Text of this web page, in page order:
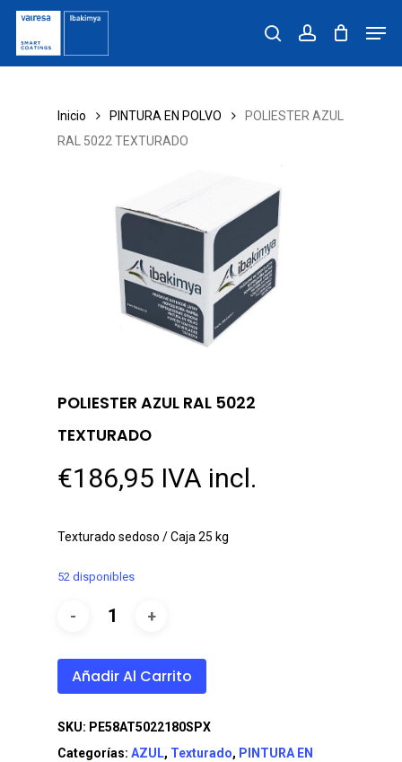
Skip
main
content
searchaccount
Inicio PINTURA EN POLVO
POLIESTER AZUL
RAL 5022 TEXTURADO
POLIESTER AZUL RAL 5022
TEXTURADO
€186,95 IVA incl.
Texturado sedoso / Caja 25 kg
52 disponibles
Añadir Al Carrito
SKU: PE58AT5022180SPX
Categorías: AZUL, Texturado, PINTURA EN